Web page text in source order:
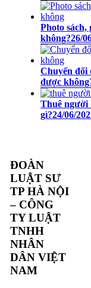
Photo sách,
không?26/
Chuyển đổi
được
Thuê người
gì?24/06/
ĐOÀN
LUẬT SƯ
TP HÀ NỘI
– CÔNG
TY LUẬT
TNHH
NHÂN
DÂN VIỆT
NAM